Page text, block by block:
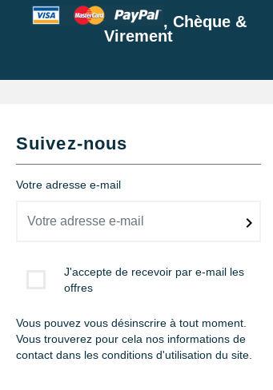
, Chèque &
Virement
Suivez-nous
Votre adresse e-mail
J'accepte de recevoir par e-mail les
offres
Vous pouvez vous désinscrire à tout moment.
Vous trouverez pour cela nos informations de
contact dans les conditions d'utilisation du site.